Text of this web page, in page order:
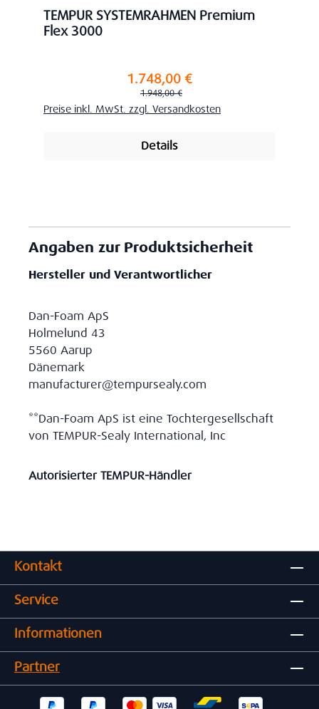
TEMPUR SYSTEMRAHMEN Premium
Flex 3000
Verkaufspreis:1.748,00 €
Regulärer Preis:
1.948,00 €
Preise inkl. MwSt. zzgl. Versandkosten
Details
Angaben zur Produktsicherheit
Hersteller und Verantwortlicher
Dan-Foam ApS
Holmelund 43
5560 Aarup
Dänemark
manufacturer@tempursealy.com
**Dan-Foam ApS ist eine Tochtergesellschaft
von TEMPUR-Sealy International, Inc
Autorisierter TEMPUR-Händler
Kontakt
Service
Informationen
Partner